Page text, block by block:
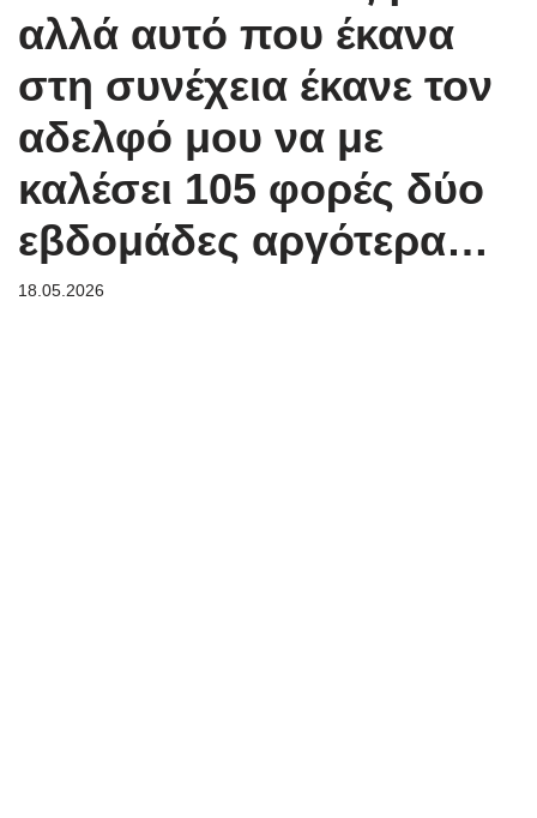
αλλά αυτό που έκανα
στη συνέχεια έκανε τον
αδελφό μου να με
καλέσει 105 φορές δύο
εβδομάδες αργότερα…
18.05.2026